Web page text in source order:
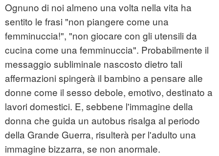
Ognuno di noi almeno una volta nella vita ha
sentito le frasi "non piangere come una
femminuccia!", "non giocare con gli utensili da
cucina come una femminuccia". Probabilmente il
messaggio subliminale nascosto dietro tali
affermazioni spingerà il bambino a pensare alle
donne come il sesso debole, emotivo, destinato a
lavori domestici. E, sebbene l'immagine della
donna che guida un autobus risalga al periodo
della Grande Guerra, risulterà per l'adulto una
immagine bizzarra, se non anormale.